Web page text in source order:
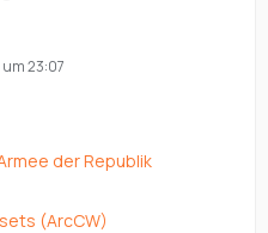
23:07
der Republik
(ArcCW)